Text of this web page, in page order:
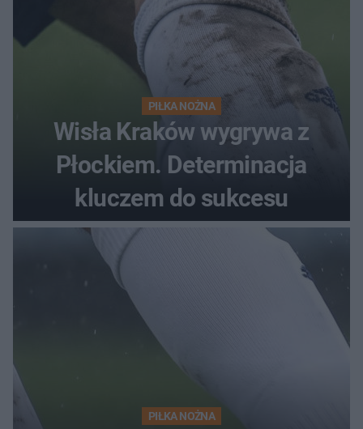
PIŁKA NOŻNA
Wisła Kraków wygrywa z
Płockiem. Determinacja
kluczem do sukcesu
PIŁKA NOŻNA